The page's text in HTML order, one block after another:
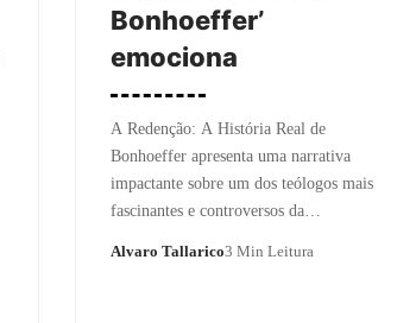
Bonhoeffer’
emociona
A Redenção: A História Real de
Bonhoeffer apresenta uma narrativa
impactante sobre um dos teólogos mais
fascinantes e controversos da…
Alvaro Tallarico3 Min Leitura